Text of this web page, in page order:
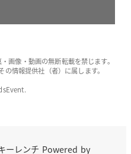
画像・動画の無断転載を禁じます。
情報提供社（者）に属します。
ーレンチ Powered by